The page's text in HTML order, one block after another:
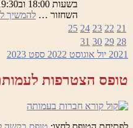
השחזור … להמשיך
21
22
23
24
25
28
29
30
31
2021 יול אוגוסט 2022 ספט 2023
טופס הצטרפות